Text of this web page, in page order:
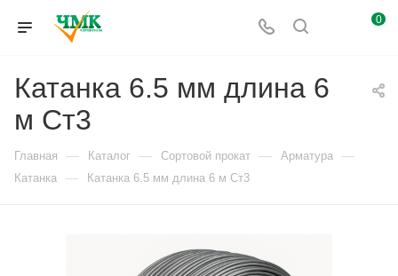
0
Катанка 6.5 мм длина 6
м Ст3
Главная — Каталог — Сортовой прокат — Арматура —
Катанка — Катанка 6.5 мм длина 6 м Ст3